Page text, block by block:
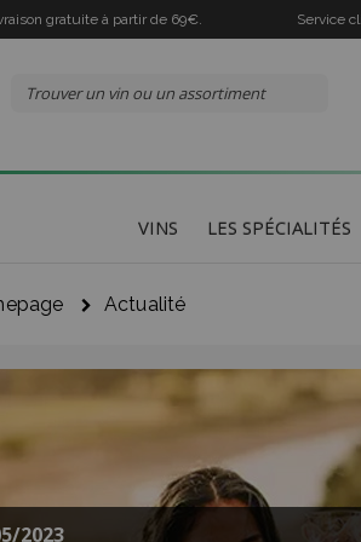
gratuite à partir de 69€. Service
VINS LES SPÉCIALITÉS
Actualité
2023